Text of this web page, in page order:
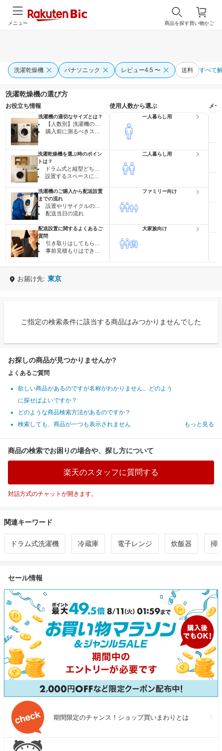
買い物かご
商品を探す
メニュー
洗濯乾燥機 パナソニック レビュー4.5 〜 送料 すべて
洗濯乾燥機の選び方
お役立ち情報
洗濯機の適切なサイズとは？
【人数別】洗濯機の最適サイズ・目安一覧表
購入前に測るべきスペース
洗濯乾燥機を選ぶ時のポイン
トは？
ドラム式と縦型どちらがいい？
設置するスペースに合わせて選ぶ
洗濯機のご購入から配送設置
までの流れ
設置やリサイクルのお申し込みの流れ
配送当日の流れ
配送設置に関するよくあるご
質問
引き取りはしてもらえますか？
事前見積もりはできますか？
使用人数から選ぶ
一人暮らし用
二人暮らし用
ファミリー向け
大家族向け
メ
お届け先: 東京
ご指定の検索条件に該当する商品はみつかりませんでした
お探しの商品が見つかりませんか?
よくあるご質問
欲しい商品があるのですが名称がわかりません。どのよう
に探せばよいですか？
どのような商品検索方法があるのですか？
検索しても、商品が一つも表示されません
もっと見る
商品の検索でお困りの場合や、探し方について
楽天のスタッフに質問する
対話方式のチャットが開きます。
関連キーワード
ドラム式洗濯機 冷蔵庫 電子レンジ 炊飯器 掃
セール情報
期間限定のチャンス！ショップ買いまわりとは